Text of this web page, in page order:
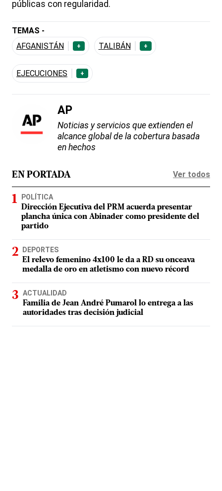
públicas con regularidad.
TEMAS -
AFGANISTÁN
+ TALIBÁN +
EJECUCIONES +
AP
Noticias y servicios que extienden el
alcance global de la cobertura basada
en hechos
EN PORTADA Ver todos
POLÍTICA
Dirección Ejecutiva del PRM acuerda presentar
plancha única con Abinader como presidente del
partido
DEPORTES
El relevo femenino 4x100 le da a RD su onceava
medalla de oro en atletismo con nuevo récord
ACTUALIDAD
Familia de Jean André Pumarol lo entrega a las
autoridades tras decisión judicial